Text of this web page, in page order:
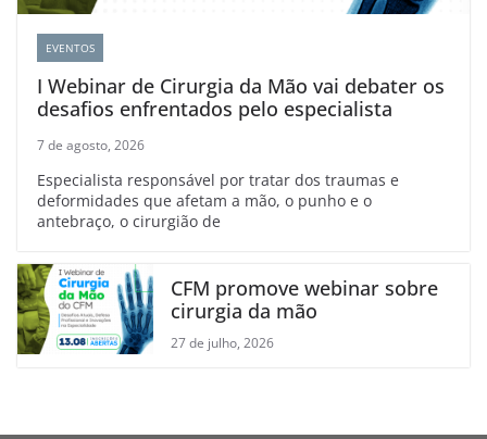
EVENTOS
I Webinar de Cirurgia da Mão vai debater os
desafios enfrentados pelo especialista
7 de agosto, 2026
Especialista responsável por tratar dos traumas e
deformidades que afetam a mão, o punho e o
antebraço, o cirurgião de
CFM promove webinar sobre
cirurgia da mão
27 de julho, 2026